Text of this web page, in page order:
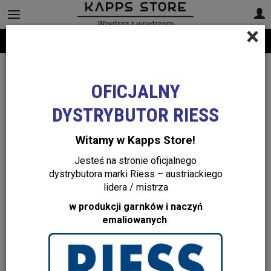
+48 22 299 19 84
×
OFICJALNY
DYSTRYBUTOR RIESS
Witamy w Kapps Store!
Jesteś na stronie oficjalnego
dystrybutora marki Riess – austriackiego
lidera / mistrza
w produkcji garnków i naczyń
emaliowanych.